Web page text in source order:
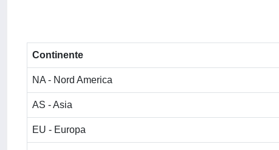
Continente
NA - Nord America
AS - Asia
EU - Europa